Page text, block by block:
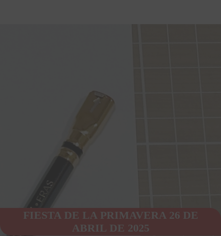
FIESTA DE LA PRIMAVERA 26 DE
ABRIL DE 2025